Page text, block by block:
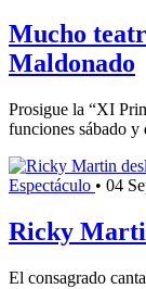
Mucho
Maldonado
Prosigue la “XI
funciones sábado y
Espectáculo • 04
Ricky
El consagrado